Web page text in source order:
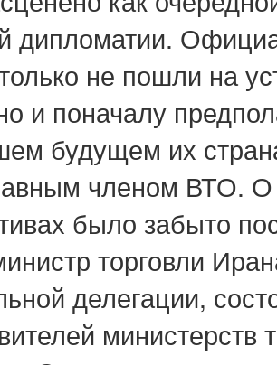
дипломатии.
не пошли на
и поначалу
будущем их
членом ВТО. О
было забыто
торговли
делегации,
министерств